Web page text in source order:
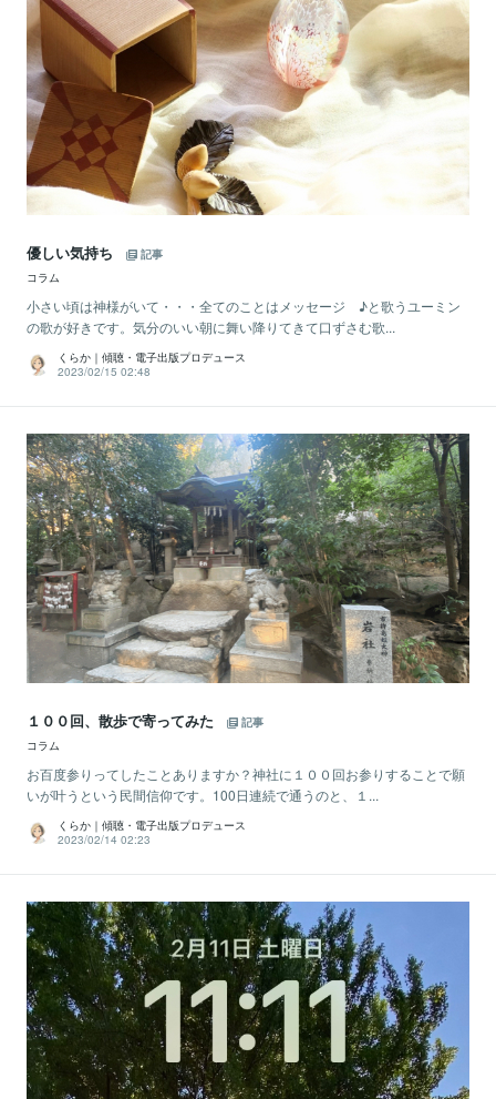
優しい気持ち
記事
コラム
小さい頃は神様がいて・・・全てのことはメッセージ ♪と歌うユーミン
の歌が好きです。気分のいい朝に舞い降りてきて口ずさむ歌...
くらか｜傾聴・電子出版プロデュース
2023/02/15 02:48
１００回、散歩で寄ってみた
記事
コラム
お百度参りってしたことありますか？神社に１００回お参りすることで願
いが叶うという民間信仰です。100日連続で通うのと、１...
くらか｜傾聴・電子出版プロデュース
2023/02/14 02:23